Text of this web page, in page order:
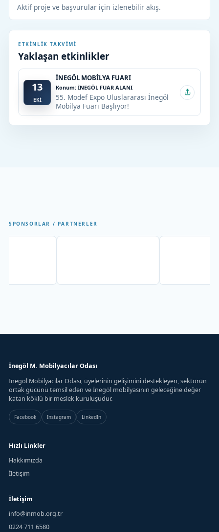
Aktif proje ve başvurular için izlenebilir akış.
ETKINLIK TAKVIMI
Yaklaşan etkinlikler
13
EKİ
İNEGÖL MOBİLYA FUARI
Konum: İNEGÖL FUAR ALANI
55. Modef Expo Uluslararası İnegöl
Mobilya Fuarı Başlıyor!
SPONSORLAR / PARTNERLER
İnegöl M. Mobilyacılar Odası
İnegöl Mobilyacılar Odası, üyelerinin gelişimini destekleyen, sektörün
ortak gücünü temsil eden ve İnegöl mobilyasının geleceğine değer
katan köklü bir meslek kuruluşudur.
Facebook Instagram LinkedIn
Hızlı Linkler
Hakkımızda
İletişim
İletişim
info@inmob.org.tr
0224 711 6580